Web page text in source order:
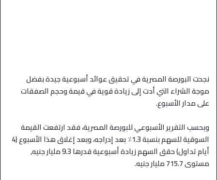
نجحت البورصة المصرية في تحقيق عوائد أسبوعية جيدة بفضل
موجة الشراء التي أدت إلى زيادة قوية في قيمة وحجم الصفقات
على مدار الأسبوع.
وبحسب التقرير الأسبوعي للبورصة المصرية، فقد ارتفعت القيمة
السوقية للسهم بنسبة 1.3٪ بعد إدراجه، وبعد إغلاق هذا الأسبوع (4
أيام تداول) حقق السهم زيادة أسبوعية قدرها 9.3 مليار جنيه,
مستوى 715.7 مليار جنيه.